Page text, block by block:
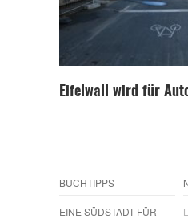
Eifelwall wird für
BUCHTIPPS
EINE SÜDSTADT FÜR